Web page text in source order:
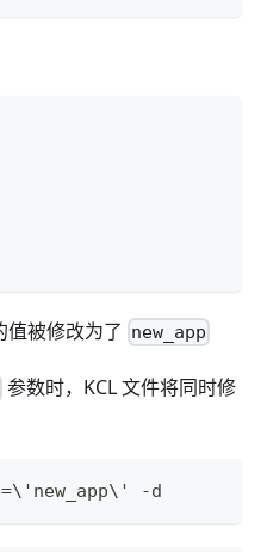
被修改为了 new_app
参数时，KCL 文件将同时修
=\ 'new_app\ ' -d